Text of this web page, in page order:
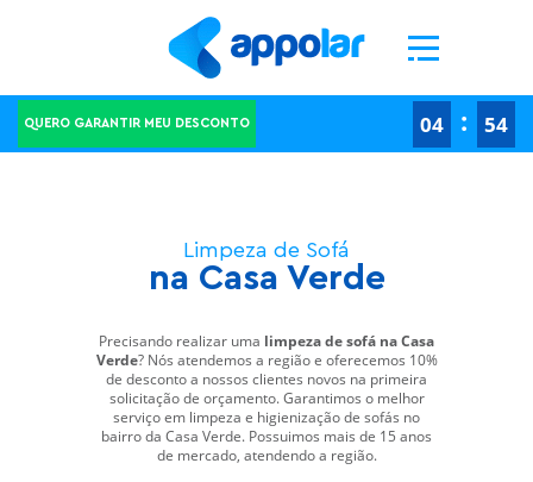
dispositivo para melhorar a navegação no site, analisar a utilização do site e ajudar nas
nossas iniciativas de marketing.Definições de cookies
Aceitar todos os cookies
QUERO GARANTIR MEU DESCONTO 04 : 53
Limpeza de Sofá
na Casa Verde
Precisando realizar uma limpeza de sofá na Casa
Verde? Nós atendemos a região e oferecemos 10%
de desconto a nossos clientes novos na primeira
solicitação de orçamento. Garantimos o melhor
serviço em limpeza e higienização de sofás no
bairro da Casa Verde. Possuimos mais de 15 anos
de mercado, atendendo a região.